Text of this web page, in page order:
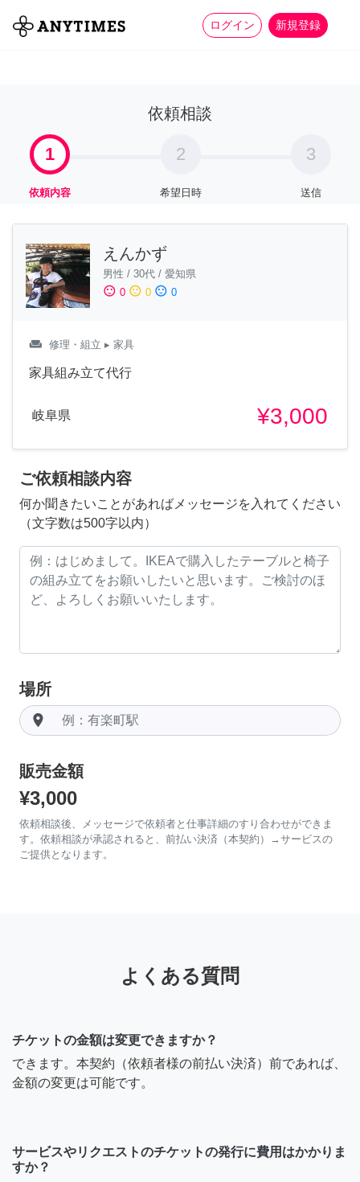
ログイン 新規登録
全て 家事 more_horiz
依頼相談
1
依頼内容
2
希望日時
3
送信
えんかず
男性 / 30代 / 愛知県
sentiment_satisfied 0 sentiment_neutral 0 sentiment_dissatisfied 0
weekend 修理・組立 ▸ 家具
家具組み立て代行
岐阜県 ¥3,000
ご依頼相談内容
何か聞きたいことがあればメッセージを入れてください
（文字数は500字以内）
場所
room
販売金額
¥3,000
依頼相談後、メッセージで依頼者と仕事詳細のすり合わせができま
す。依頼相談が承認されると、前払い決済（本契約）→サービスの
ご提供となります。
よくある質問
チケットの金額は変更できますか？
できます。本契約（依頼者様の前払い決済）前であれば、
金額の変更は可能です。
サービスやリクエストのチケットの発行に費用はかかりま
すか？